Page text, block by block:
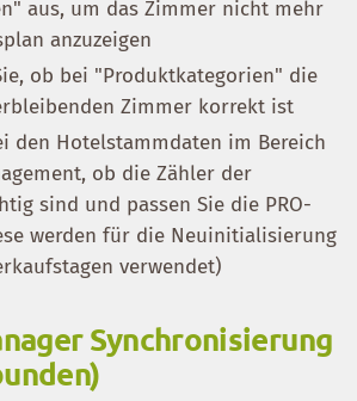
aus, um das Zimmer nicht mehr
anzuzeigen
ob bei "Produktkategorien" die
Zimmer korrekt ist
den Hotelstammdaten im Bereich
ob die Zähler der
sind und passen Sie die PRO-
werden für die Neuinitialisierung
verwendet)
Synchronisierung